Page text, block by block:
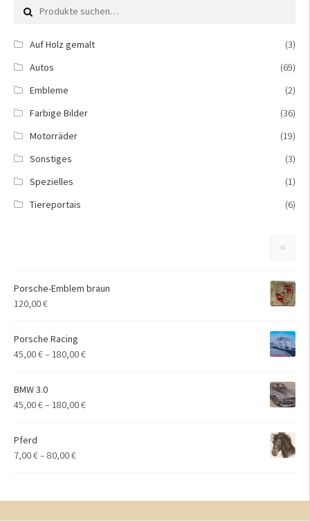
Suche nach:
Auf Holz gemalt
(3)
Autos
(69)
Embleme
(2)
Farbige Bilder
(36)
Motorräder
(19)
Sonstiges
(3)
Spezielles
(1)
Tiereportais
(6)
Porsche-Emblem braun
120,00€
Porsche Racing
45,00€– 180,00€
BMW 3.0
45,00€– 180,00€
Pferd
7,00€– 80,00€